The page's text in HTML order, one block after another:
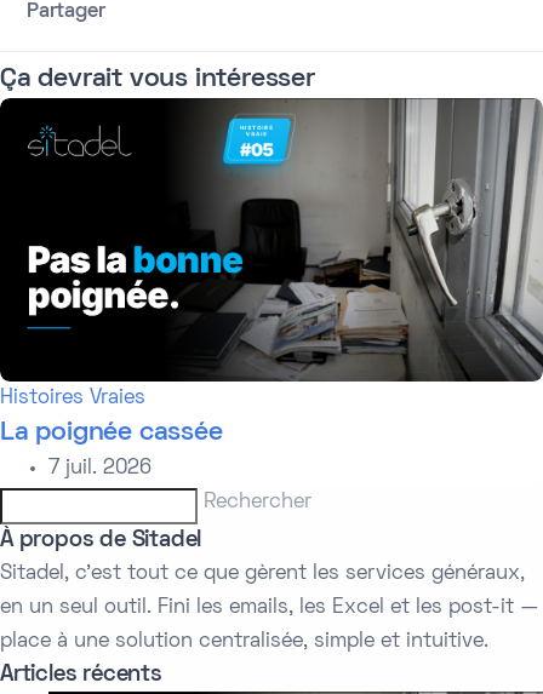
Partager
Ça devrait vous intéresser
Histoires Vraies
La poignée cassée
7 juil. 2026
Rechercher
À propos de Sitadel
Sitadel, c'est tout ce que gèrent les services généraux,
en un seul outil. Fini les emails, les Excel et les post-it —
place à une solution centralisée, simple et intuitive.
Articles récents